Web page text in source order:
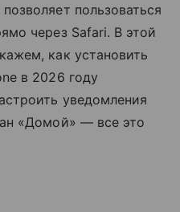
пользоваться
через Safari. В этой
как установить
в 2026 году
уведомления
«Домой» — все это